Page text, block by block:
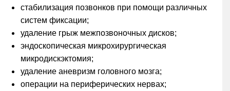
стабилизация позвонков при помощи различных
систем фиксации;
удаление грыж межпозвоночных дисков;
эндоскопическая микрохирургическая
микродискэктомия;
удаление аневризм головного мозга;
операции на периферических нервах;